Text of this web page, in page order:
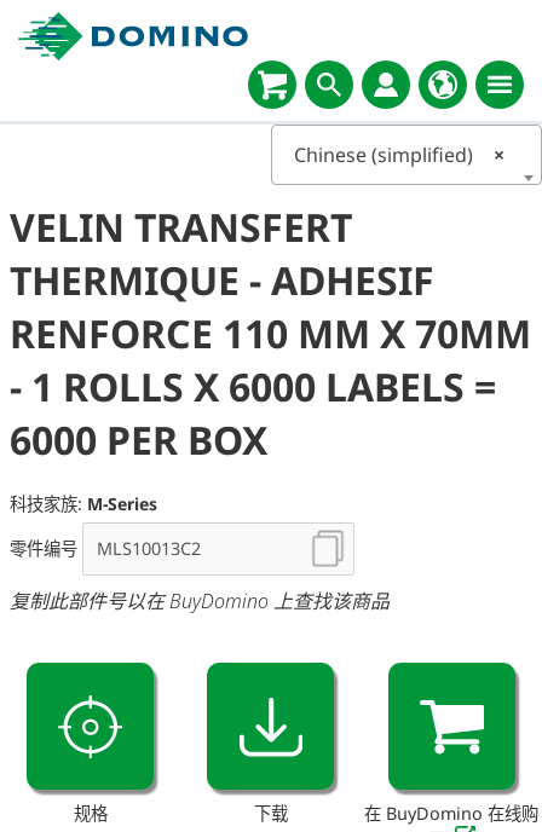
×
Chinese (simplified)
VELIN TRANSFERT
THERMIQUE - ADHESIF
RENFORCE 110 MM X 70MM
- 1 ROLLS X 6000 LABELS =
6000 PER BOX
科技家族: M-Series
零件编号
复制此部件号以在 BuyDomino 上查找该商品
规格 下载
在 BuyDomino 在线购